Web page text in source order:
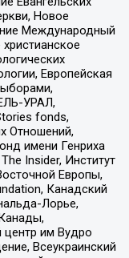
Новое
Международный
Европейская
УРАЛ,
fonds,
Отношений,
имени Генриха
Insider, Институт
Европы,
Канадский
Лорье,
им Вудро
Всеукраинский